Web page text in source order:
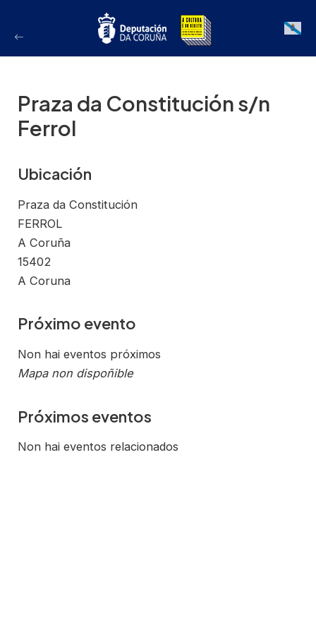
Galician
Praza da Constitución s/n
Ferrol
Ubicación
Praza da Constitución
FERROL
A Coruña
15402
A Coruna
Próximo evento
Non hai eventos próximos
Mapa non dispoñible
Próximos eventos
Non hai eventos relacionados